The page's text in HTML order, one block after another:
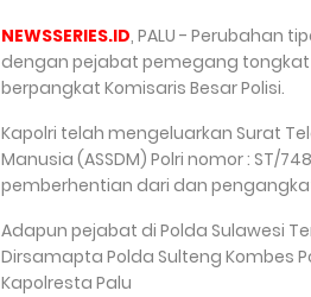
NEWSSERIES.ID, PALU - Perubahan
dengan pejabat pemegang
berpangkat Komisaris Besar Polisi.
Kapolri telah mengeluarkan Surat
Manusia (ASSDM) Polri nomor : ST/
pemberhentian dari dan
Adapun pejabat di Polda Sulawesi
Dirsamapta Polda Sulteng Kombes
Kapolresta Palu